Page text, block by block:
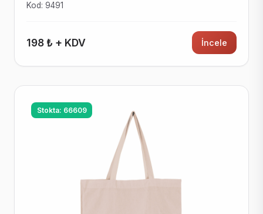
Kod: 9491
198 ₺ + KDV İncele
Stokta: 66609